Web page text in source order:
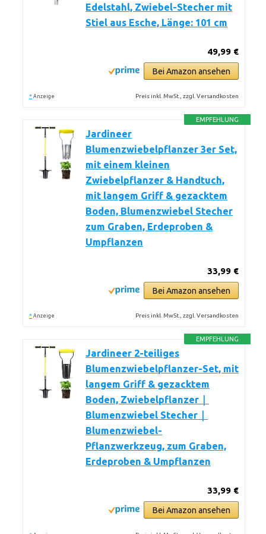
Edelstahl, Zwiebel-Stecher mit
Stiel aus Esche, Länge: 101 cm
49,99 €
Bei Amazon ansehen
* Anzeige Preis inkl. MwSt., zzgl. Versandkosten
EMPFEHLUNG
Jardineer
Blumenzwiebelpflanzer 3er Set,
mit einem kleinen
Zwiebelpflanzer & Handtuch,
mit langem Griff & gezacktem
Boden, Blumenzwiebel Stecher
zum Graben, Erdeproben &
Umpflanzen
33,99 €
Bei Amazon ansehen
* Anzeige Preis inkl. MwSt., zzgl. Versandkosten
EMPFEHLUNG
Jardineer 2-teiliges
Blumenzwiebelpflanzer-Set, mit
langem Griff & gezacktem
Boden, Zwiebelpflanzer｜
Blumenzwiebel Stecher｜
Blumenzwiebel-
Pflanzwerkzeug, zum Graben,
Erdeproben & Umpflanzen
33,99 €
Bei Amazon ansehen